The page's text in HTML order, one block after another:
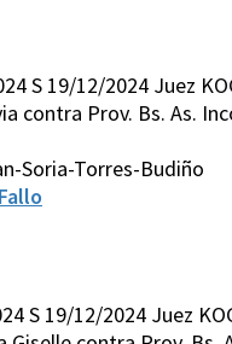
S 19/12/2024 Juez
contra Prov. Bs. As.
Soria-Torres-Budiño
S 19/12/2024 Juez